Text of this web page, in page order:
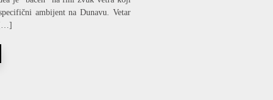
VETROMambijent na Dunavu. Vetar
[…]